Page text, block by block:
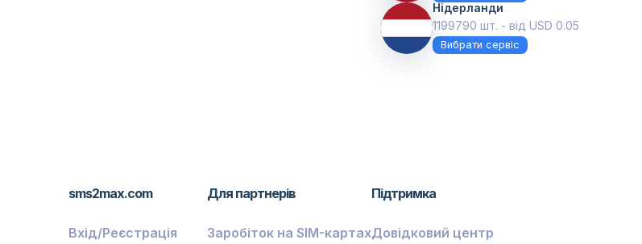
Нідерланди
1199790 шт. - від USD 0.05
Вибрати сервіс
sms2max.com
Вхід/Реєстрація
Для партнерів
Заробіток на SIM-картах
Підтримка
Довідковий центр